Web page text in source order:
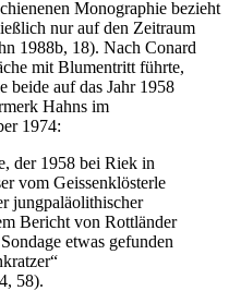
Monographie bezieht
nur auf den Zeitraum
1988b, 18). Nach Conard
mit Blumentritt führte,
beide auf das Jahr 1958
Hahns im
1974:
der 1958 bei Riek in
vom Geissenklösterle
jungpaläolithischer
Bericht von Rottländer
etwas gefunden
58).